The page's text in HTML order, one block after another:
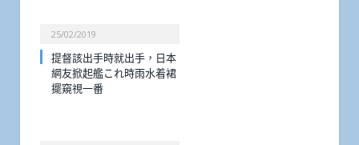
25/02/2019
提督該出手時就出手，日本
網友掀起艦これ時雨水着裙
擺窺視一番